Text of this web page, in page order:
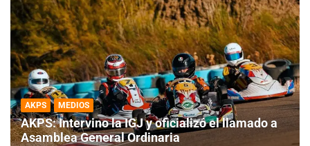
AKPS MEDIOS
AKPS: Intervino la IGJ y oficializó el llamado a
Asamblea General Ordinaria